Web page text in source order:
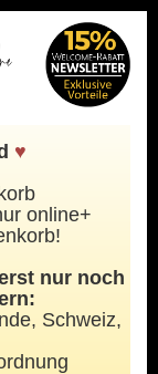
♥
online+
nur noch
Schweiz,